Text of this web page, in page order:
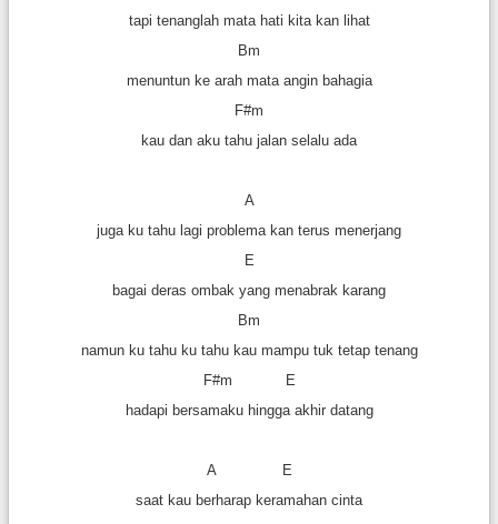
tapi tenanglah mata hati kita kan lihat
Bm
menuntun ke arah mata angin bahagia
F#m
kau dan aku tahu jalan selalu ada
A
juga ku tahu lagi problema kan terus menerjang
E
bagai deras ombak yang menabrak karang
Bm
namun ku tahu ku tahu kau mampu tuk tetap tenang
F#m E
hadapi bersamaku hingga akhir datang
A E
saat kau berharap keramahan cinta